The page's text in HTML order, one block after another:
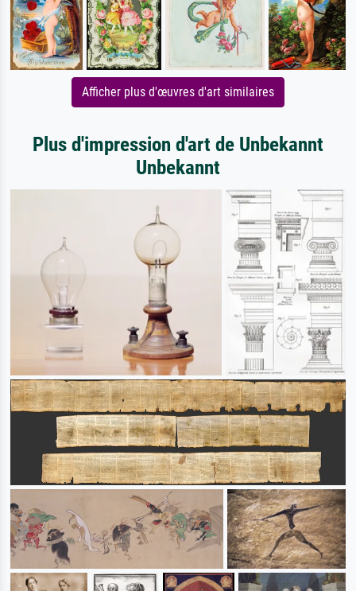
Afficher plus d'œuvres d'art similaires
Plus d'impression d'art de Unbekannt
Unbekannt